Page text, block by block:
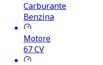
Carburante
Benzina
Motore
67CV